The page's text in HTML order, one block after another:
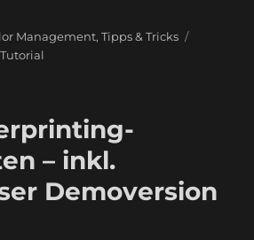
Management,Tipps & Tricks
Tutorial
– inkl.
Demoversion